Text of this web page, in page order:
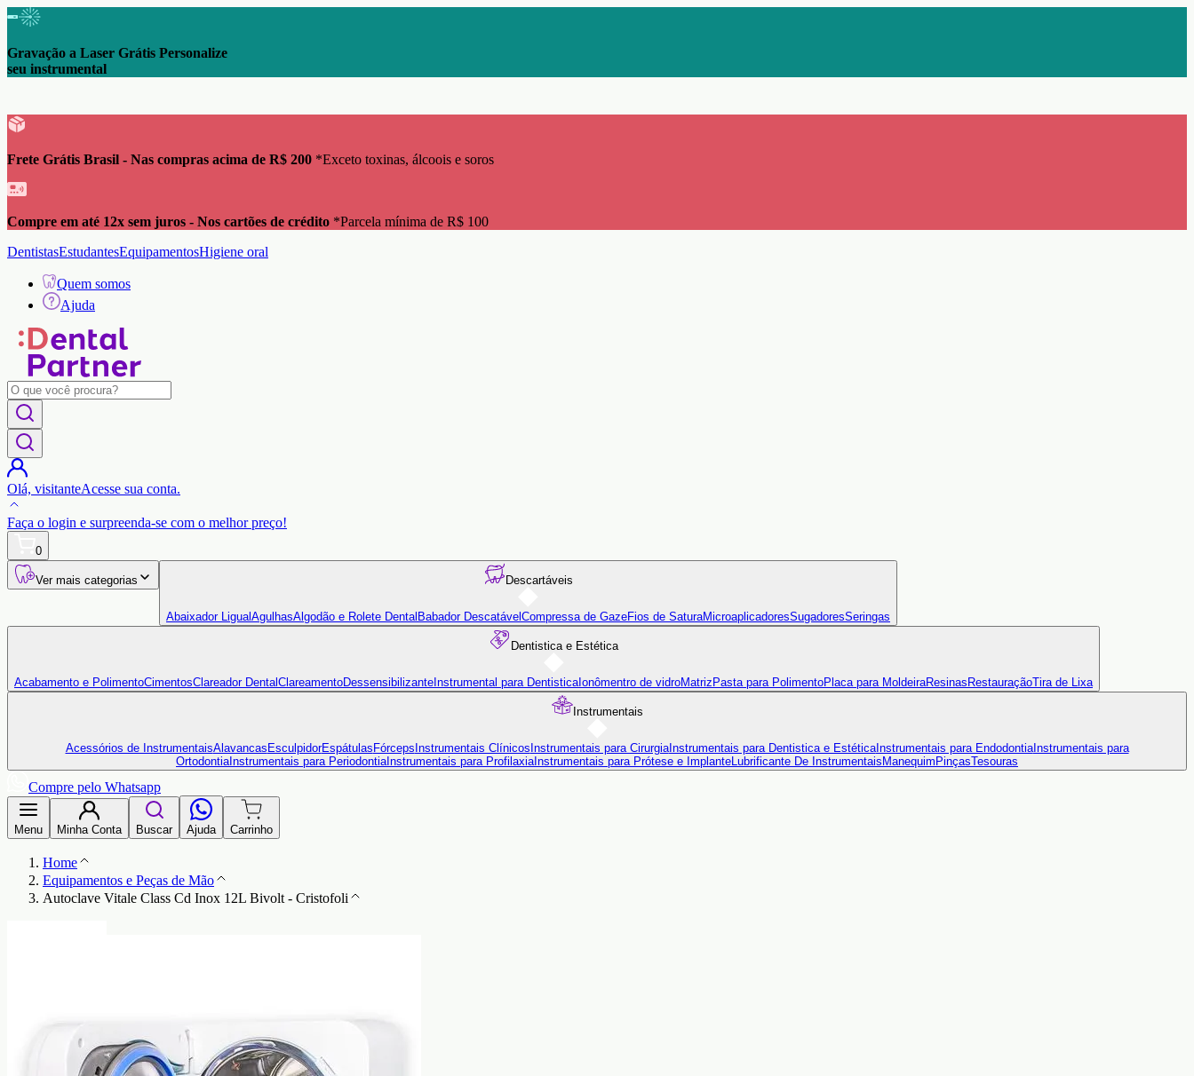
Gravação a Laser Grátis Personalize
seu instrumental
Frete Grátis Brasil - Nas compras acima de R$ 200 *Exceto toxinas, álcoois e soros
Compre em até 12x sem juros - Nos cartões de crédito *Parcela mínima de R$ 100
DentistasEstudantesEquipamentosHigiene oral
Quem somos
Ajuda
Olá, visitanteAcesse sua conta.
Faça o login e surpreenda-se com o melhor preço!
0
Ver mais categorias Descartáveis
Abaixador Ligual AgulhasAlgodão e Rolete Dental Babador Descatável Compressa de GazeFios de SaturaMicroaplicadoresSugadoresSeringas
Dentistica e Estética
Acabamento e PolimentoCimentosClareador Dental ClareamentoDessensibilizante Instrumental para Dentistica Ionômentro de vidroMatriz Pasta para PolimentoPlaca para MoldeiraResinas RestauraçãoTira de Lixa
Instrumentais
Acessórios de InstrumentaisAlavancas EsculpidorEspátulas Fórceps Instrumentais Clínicos Instrumentais para CirurgiaInstrumentais para Dentistica e EstéticaInstrumentais para EndodontiaInstrumentais para
Ortodontia Instrumentais para Periodontia Instrumentais para Profilaxia Instrumentais para Prótese e Implante Lubrificante De Instrumentais Manequim PinçasTesouras
Compre pelo Whatsapp
Menu Minha Conta Buscar Ajuda Carrinho
Home
Equipamentos e Peças de Mão
Autoclave Vitale Class Cd Inox 12L Bivolt - Cristofoli